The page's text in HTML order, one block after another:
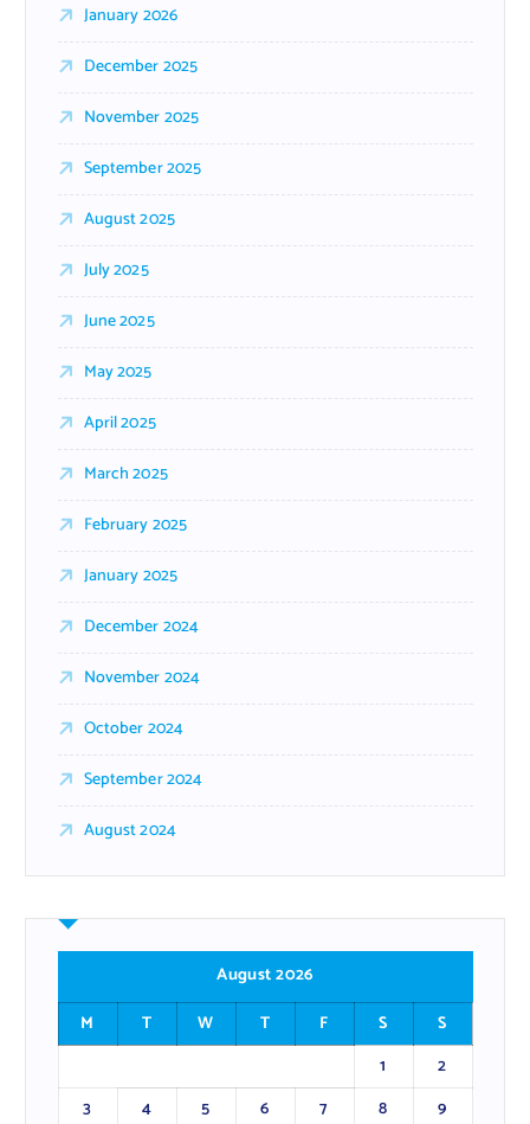
January 2026
December 2025
November 2025
September 2025
August 2025
July 2025
June 2025
May 2025
April 2025
March 2025
February 2025
January 2025
December 2024
November 2024
October 2024
September 2024
August 2024
August 2026
M
T W T F S
S
1
2
3
4 5 6 7 8
9